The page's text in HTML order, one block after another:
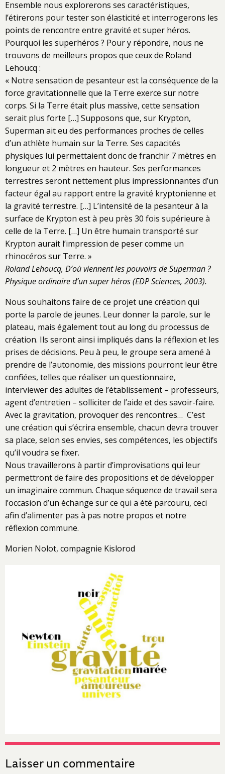
Ensemble nous explorerons ses caractéristiques,
l’étirerons pour tester son élasticité et interrogerons les
points de rencontre entre gravité et super héros.
Pourquoi les superhéros ? Pour y répondre, nous ne
trouvons de meilleurs propos que ceux de Roland
Lehoucq :
« Notre sensation de pesanteur est la conséquence de la
force gravitationnelle que la Terre exerce sur notre
corps. Si la Terre était plus massive, cette sensation
serait plus forte […] Supposons que, sur Krypton,
Superman ait eu des performances proches de celles
d’un athlète humain sur la Terre. Ses capacités
physiques lui permettaient donc de franchir 7 mètres en
longueur et 2 mètres en hauteur. Ses performances
terrestres seront nettement plus impressionnantes d’un
facteur égal au rapport entre la gravité kryptonienne et
la gravité terrestre. […] L’intensité de la pesanteur à la
surface de Krypton est à peu près 30 fois supérieure à
celle de la Terre. […] Un être humain transporté sur
Krypton aurait l’impression de peser comme un
rhinocéros sur Terre. »
Roland Lehoucq, D’où viennent les pouvoirs de Superman ?
Physique ordinaire d’un super héros (EDP Sciences, 2003).
Nous souhaitons faire de ce projet une création qui
porte la parole de jeunes. Leur donner la parole, sur le
plateau, mais également tout au long du processus de
création. Ils seront ainsi impliqués dans la réflexion et les
prises de décisions. Peu à peu, le groupe sera amené à
prendre de l’autonomie, des missions pourront leur être
confiées, telles que réaliser un questionnaire,
interviewer des adultes de l’établissement – professeurs,
agent d’entretien – solliciter de l’aide et des savoir-faire.
Avec la gravitation, provoquer des rencontres… C’est
une création qui s’écrira ensemble, chacun devra trouver
sa place, selon ses envies, ses compétences, les objectifs
qu’il voudra se fixer.
Nous travaillerons à partir d’improvisations qui leur
permettront de faire des propositions et de développer
un imaginaire commun. Chaque séquence de travail sera
l’occasion d’un échange sur ce qui a été parcouru, ceci
afin d’alimenter pas à pas notre propos et notre
réflexion commune.
Morien Nolot, compagnie Kislorod
Laisser un commentaire